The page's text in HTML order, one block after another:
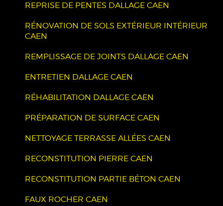
REPRISE DE PENTES DALLAGE CAEN
RÉNOVATION DE SOLS EXTÉRIEUR INTÉRIEUR
CAEN
REMPLISSAGE DE JOINTS DALLAGE CAEN
ENTRETIEN DALLAGE CAEN
RÉHABILITATION DALLAGE CAEN
PRÉPARATION DE SURFACE CAEN
NETTOYAGE TERRASSE ALLÉES CAEN
RECONSTITUTION PIERRE CAEN
RECONSTITUTION PARTIE BÉTON CAEN
FAUX ROCHER CAEN